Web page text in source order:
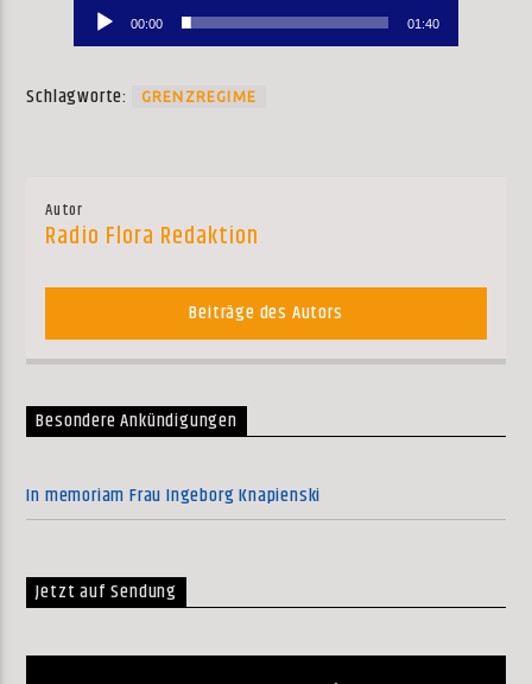
Audio-
00:00 01:40
Schlagworte: GRENZREGIME
Autor
Radio Flora Redaktion
Beiträge des Autors
Besondere Ankündigungen
In memoriam Frau Ingeborg Knapienski
Jetzt auf Sendung